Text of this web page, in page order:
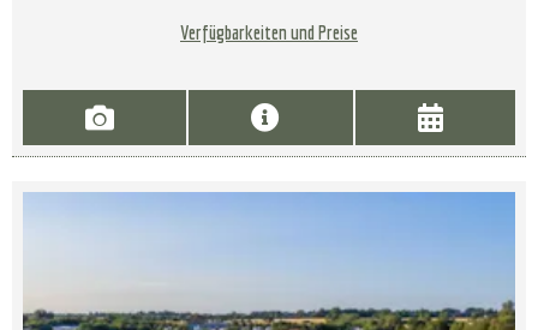
Verfügbarkeiten und Preise